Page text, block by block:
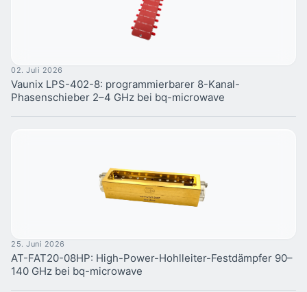
02. Juli 2026
Vaunix LPS-402-8: programmierbarer 8-Kanal-
Phasenschieber 2–4 GHz bei bq-microwave
25. Juni 2026
AT-FAT20-08HP: High-Power-Hohlleiter-Festdämpfer 90–
140 GHz bei bq-microwave